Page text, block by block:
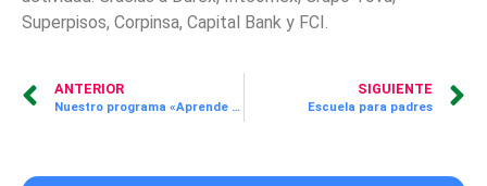
Superpisos, Corpinsa, Capital Bank y FCI.
ANTERIOR
Nuestro programa «Aprende Divirtiéndote» sigue llevando educación basada en valores a todos los niños y niñas
SIGUIENTE
Escuela para padres